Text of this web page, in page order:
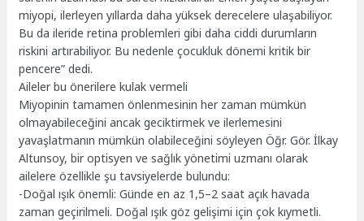
miyopi, ilerleyen yıllarda daha yüksek derecelere ulaşabiliyor.
Bu da ileride retina problemleri gibi daha ciddi durumların
riskini artırabiliyor. Bu nedenle çocukluk dönemi kritik bir
pencere” dedi.
Aileler bu önerilere kulak vermeli
Miyopinin tamamen önlenmesinin her zaman mümkün
olmayabileceğini ancak geciktirmek ve ilerlemesini
yavaşlatmanın mümkün olabileceğini söyleyen Öğr. Gör. İlkay
Altunsoy, bir optisyen ve sağlık yönetimi uzmanı olarak
ailelere özellikle şu tavsiyelerde bulundu:
-Doğal ışık önemli: Günde en az 1,5–2 saat açık havada
zaman geçirilmeli. Doğal ışık göz gelişimi için çok kıymetli.